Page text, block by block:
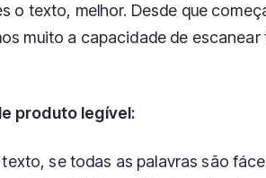
o texto, melhor. Desde que
muito a capacidade de
produto legível:
se todas as palavras são